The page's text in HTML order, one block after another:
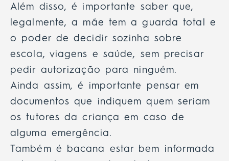
Além disso, é importante saber que,
legalmente, a mãe tem a guarda total e
o poder de decidir sozinha sobre
escola, viagens e saúde, sem precisar
pedir autorização para ninguém.
Ainda assim, é importante pensar em
documentos que indiquem quem seriam
os tutores da criança em caso de
alguma emergência.
Também é bacana estar bem informada